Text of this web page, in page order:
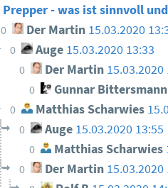
Prepper - was ist sinnvoll
0 Der Martin 15.03.2020
0 Auge 15.03.2020 13:33
0 Der Martin 15.03.2020
0 Gunnar Bittersmann
0 Matthias Scharwies
0 Auge 15.03.2020 13:55
0 Matthias Scharwies
0 Der Martin 15.03.2020